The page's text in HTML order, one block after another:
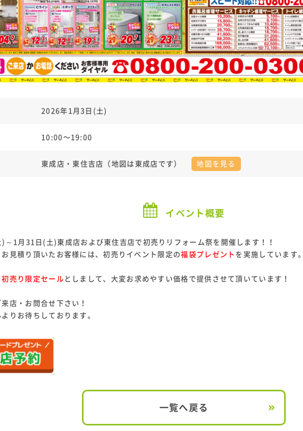
2026年1月3日(土)
10:00〜19:00
東成店・東住吉店（地図は東成店です） 地図を見る
イベント概要
1月31日(土)東成店および東住吉店で初売りリフォーム祭を開催します！！
見積り頂いたお客様には、初売りイベント限定の福袋プレゼント を実施しています。
初売り限定セール としまして、大変お求めやすい価格で提供させて頂いています！
店・お問合せ下さい！
りお待ちしております。
一覧へ戻る